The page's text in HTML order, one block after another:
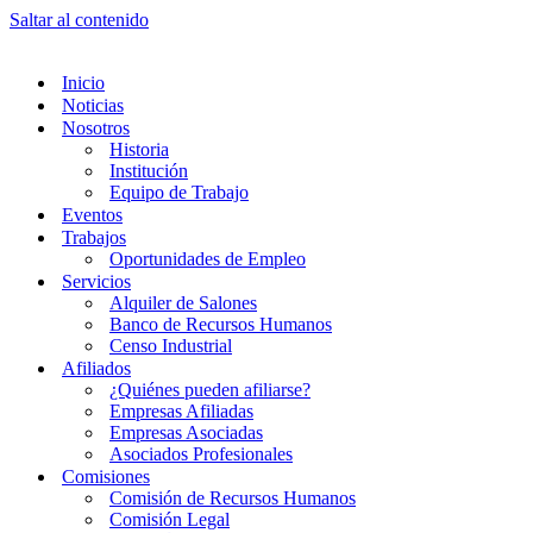
Saltar al contenido
Inicio
Noticias
Nosotros
Historia
Institución
Equipo de Trabajo
Eventos
Trabajos
Oportunidades de Empleo
Servicios
Alquiler de Salones
Banco de Recursos Humanos
Censo Industrial
Afiliados
¿Quiénes pueden afiliarse?
Empresas Afiliadas
Empresas Asociadas
Asociados Profesionales
Comisiones
Comisión de Recursos Humanos
Comisión Legal